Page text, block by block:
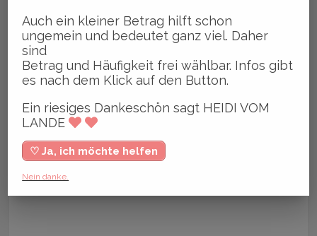
Auch ein kleiner Betrag hilft schon
ungemein und bedeutet ganz viel. Daher
sind
Betrag und Häufigkeit frei wählbar. Infos gibt
es nach dem Klick auf den Button.
Ein riesiges Dankeschön sagt HEIDI VOM
LANDE
♡ Ja, ich möchte helfen
Nein danke.